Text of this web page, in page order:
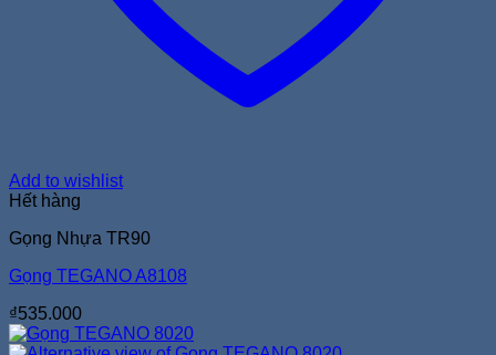
Add to wishlist
Hết hàng
Gọng Nhựa TR90
Gọng TEGANO A8108
₫535.000